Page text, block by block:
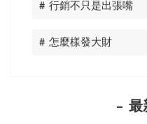
# 行銷不只是出張嘴
# 怎麼樣發大財
最